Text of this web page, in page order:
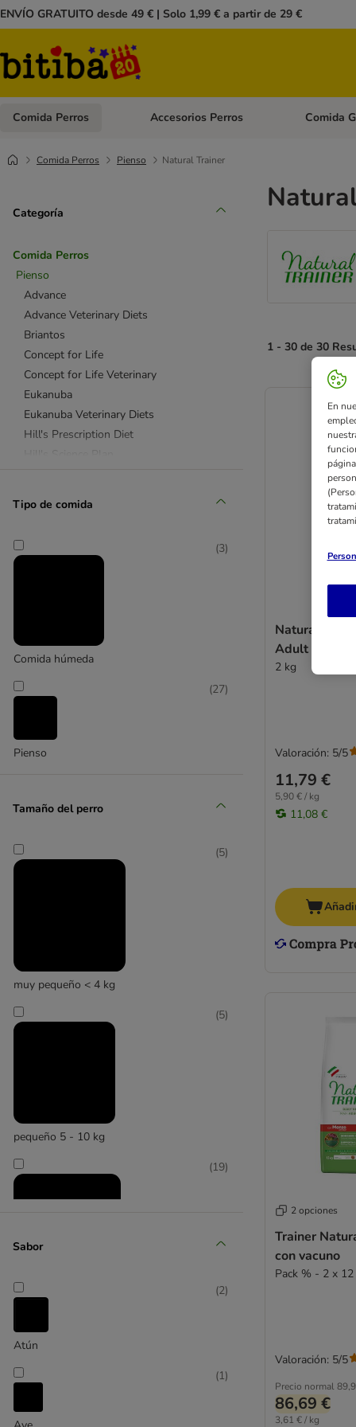
ENVÍO GRATUITO desde 49 € | Solo 1,99 € a partir de 29 €
Comida Perros Menú de categoria abierto: Comida Perros
Accesorios Perros Menú de
Comida
Comida Perros Pienso Natural Trainer
Categoría
Comida Perros
Pienso
Advance
Advance Veterinary Diets
Briantos
Concept for Life
Concept for Life Veterinary
Eukanuba
Eukanuba Veterinary Diets
Hill's Prescription Diet
Purizon
Royal Canin Breed (Razas)
Wolf of Wilderness
Alpha Spirit
Applaws
Arion
Beneful
Burns
Butcher's
Dog´s Love
Farmina Vet Life
Forza10
Green Petfood
Greenwoods
IAMS
Tipo de comida
Comida húmeda
(3)
Pienso
(27)
Tamaño del perro
muy pequeño < 4 kg
(5)
pequeño 5 - 10 kg
(5)
mediano 11 - 25 kg
(19)
Sabor
Atún
(2)
(1)
1 - 30 de 30
Natural
Adult Small &
2 kg
11,79 €
5,90 € / kg
11,08 €
Valoración: 5/5
2 opciones
Trainer
con vacuno
Pack % - 2 x 12
Precio normal
86,69 €
3,61 € / kg
Valoración: 5/5
En